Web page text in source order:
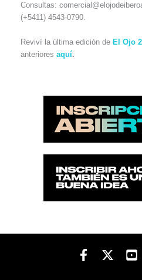
Consultas:
(+5411) 4543-0790.
Reviví la última edición de El Ojo
anteriores aquí.